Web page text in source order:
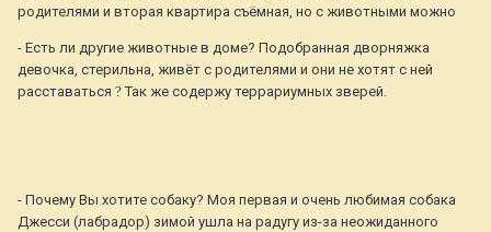
родителями и вторая квартира съёмная, но с животными можно
- Есть ли другие животные в доме? Подобранная дворняжка
девочка, стерильна, живёт с родителями и они не хотят с ней
расставаться ?Так же содержу террариумных зверей.
- Почему Вы хотите собаку? Моя первая и очень любимая собака
Джесси (лабрадор) зимой ушла на радугу из-за неожиданного